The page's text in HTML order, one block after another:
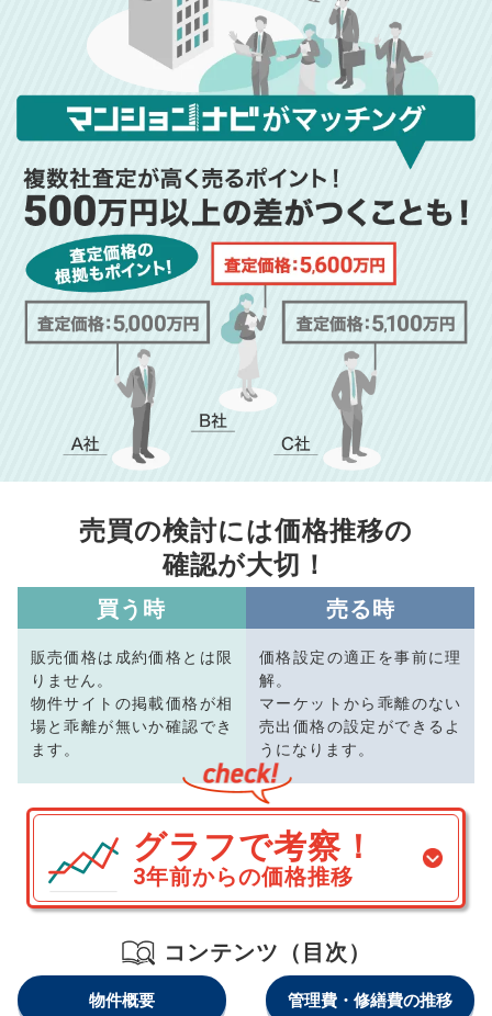
売買の検討には価格推移の
確認が大切！
買う時
販売価格は成約価格とは限
りません。
物件サイトの掲載価格が相
場と乖離が無いか確認でき
ます。
売る時
価格設定の適正を事前に理
解。
マーケットから乖離のない
売出価格の設定ができるよ
うになります。
グラフで考察！
3年前からの価格推移
コンテンツ（目次）
物件概要 管理費・修繕費の推移